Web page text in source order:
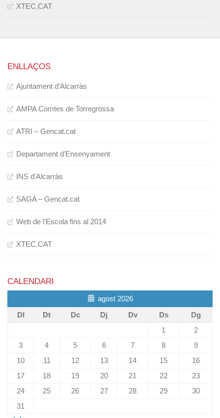
XTEC.CAT
ENLLAÇOS
Ajuntament d'Alcarràs
AMPA Comtes de Torregrossa
ATRI – Gencat.cat
Departament d'Ensenyament
INS d'Alcarràs
SAGA – Gencat.cat
Web de l'Escola fins al 2014
XTEC.CAT
CALENDARI
agost 2026
Dl
Dt Dc Dj Dv Ds
Dg
1
2
3
4 5 6 7 8
9
10
11 12 13 14 15
16
17
18 19 20 21 22
23
24
25 26 27 28 29
30
31